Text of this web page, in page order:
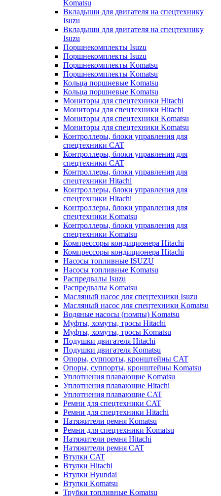
Komatsu
Вкладыши для двигателя на спецтехнику
Isuzu
Вкладыши для двигателя на спецтехнику
Isuzu
Поршнекомплекты Isuzu
Поршнекомплекты Isuzu
Поршнекомплекты Komatsu
Поршнекомплекты Komatsu
Кольца поршневые Komatsu
Кольца поршневые Komatsu
Мониторы для спецтехники Hitachi
Мониторы для спецтехники Hitachi
Мониторы для спецтехники Komatsu
Мониторы для спецтехники Komatsu
Контроллеры, блоки управления для
спецтехники CAT
Контроллеры, блоки управления для
спецтехники CAT
Контроллеры, блоки управления для
спецтехники Hitachi
Контроллеры, блоки управления для
спецтехники Hitachi
Контроллеры, блоки управления для
спецтехники Komatsu
Контроллеры, блоки управления для
спецтехники Komatsu
Компрессоры кондиционера Hitachi
Компрессоры кондиционера Hitachi
Насосы топливные ISUZU
Насосы топливные Komatsu
Распредвалы Isuzu
Распредвалы Komatsu
Масляный насос для спецтехники Isuzu
Масляный насос для спецтехники Komatsu
Водяные насосы (помпы) Komatsu
Муфты, хомуты, тросы Hitachi
Муфты, хомуты, тросы Komatsu
Подушки двигателя Hitachi
Подушки двигателя Komatsu
Опоры, суппорты, кронштейны CAT
Опоры, суппорты, кронштейны Komatsu
Уплотнения плавающие Komatsu
Уплотнения плавающие Hitachi
Уплотнения плавающие CAT
Ремни для спецтехники CAT
Ремни для спецтехники Hitachi
Натяжители ремня Komatsu
Ремни для спецтехники Komatsu
Натяжители ремня Hitachi
Натяжители ремня CAT
Втулки CAT
Втулки Hitachi
Втулки Hyundai
Втулки Komatsu
Трубки топливные Komatsu